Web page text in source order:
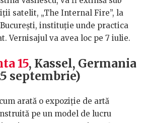
satelit, „The Internal Fire”, la
instituție unde practica
Vernisajul va avea loc pe 7 iulie.
15, Kassel, Germania
septembrie)
arată o expoziție de artă
pe un model de lucru